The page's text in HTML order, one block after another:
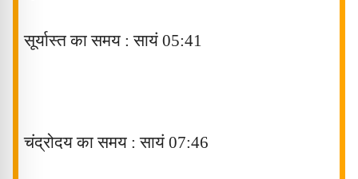
सूर्यास्त का समय : सायं 05:41
चंद्रोदय का समय : सायं 07:46